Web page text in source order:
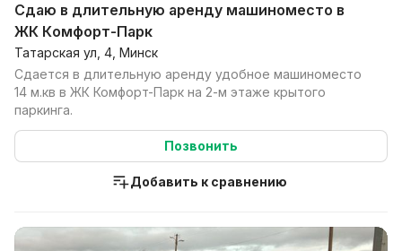
Сдаю в длительную аренду машиноместо в
ЖК Комфорт-Парк
Татарская ул, 4, Минск
Сдается в длительную аренду удобное машиноместо
14 м.кв в ЖК Комфорт-Парк на 2-м этаже крытого
паркинга.
Позвонить
Добавить к сравнению